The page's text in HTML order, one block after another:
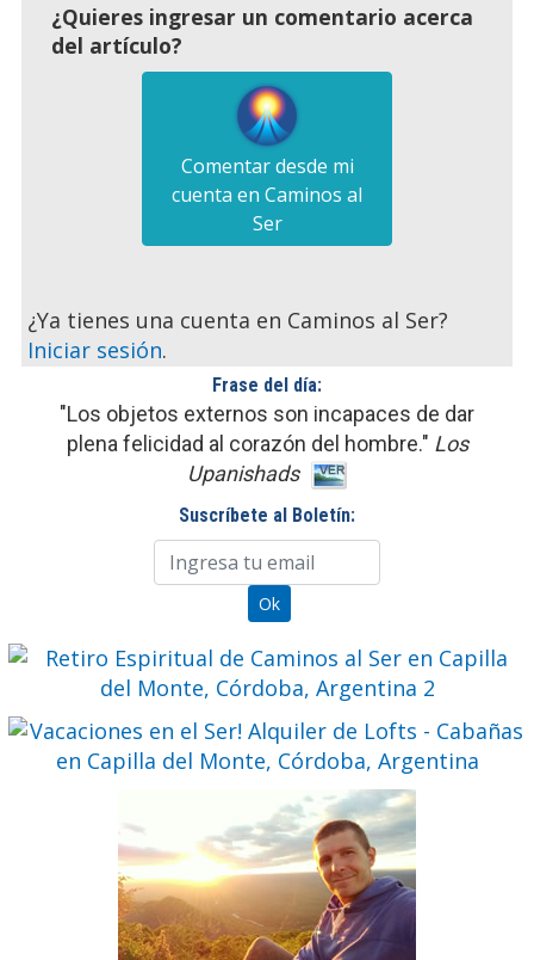
¿Quieres ingresar un comentario acerca
del artículo?
Comentar desde mi
cuenta en Caminos al
Ser
¿Ya tienes una cuenta en Caminos al Ser?
Iniciar sesión.
Frase del día:
"Los objetos externos son incapaces de dar
plena felicidad al corazón del hombre." Los
Upanishads
Suscríbete al Boletín: